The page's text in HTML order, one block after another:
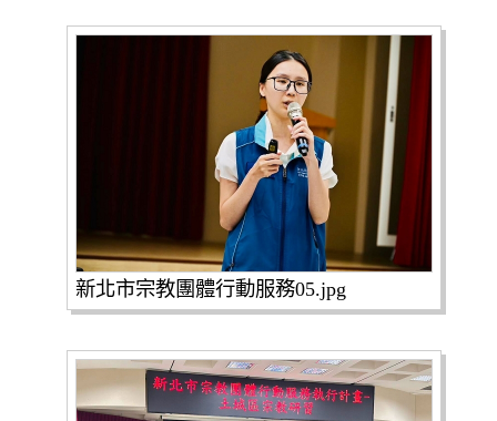
新北市宗教團體行動服務05.jpg